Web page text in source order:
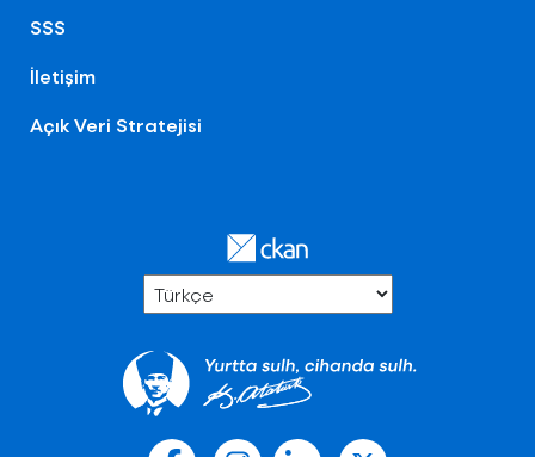
SSS
İletişim
Açık Veri Stratejisi